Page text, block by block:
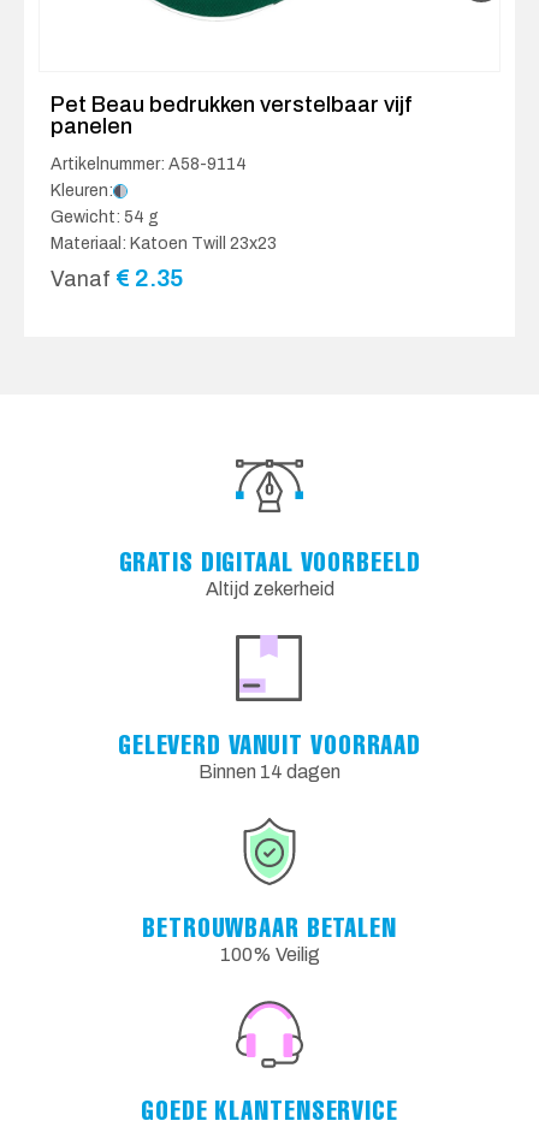
Pet Beau bedrukken verstelbaar vijf
panelen
Artikelnummer: A58-9114
Kleuren:
Gewicht: 54 g
Materiaal: Katoen Twill 23x23
Vanaf € 2.35
GRATIS DIGITAAL VOORBEELD
Altijd zekerheid
GELEVERD VANUIT VOORRAAD
Binnen 14 dagen
BETROUWBAAR BETALEN
100% Veilig
GOEDE KLANTENSERVICE